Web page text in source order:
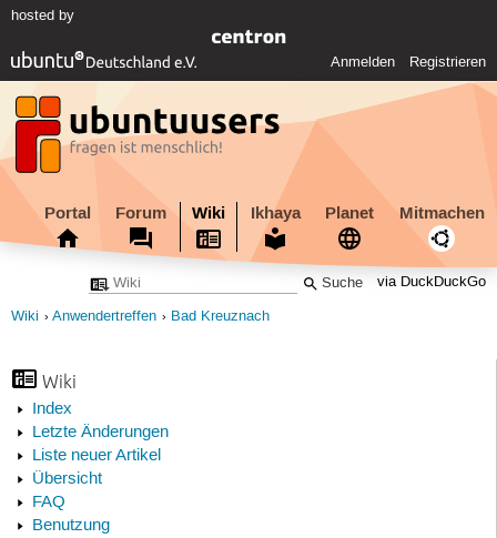
hosted by
Anmelden Registrieren
Portal Forum Wiki Ikhaya Planet Mitmachen
via DuckDuckGo
Wiki Anwendertreffen Bad Kreuznach
Wiki
Index
Letzte Änderungen
Liste neuer Artikel
Übersicht
FAQ
Benutzung